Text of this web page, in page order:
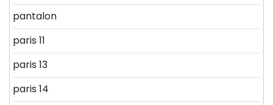
pantalon
paris 11
paris 13
paris 14